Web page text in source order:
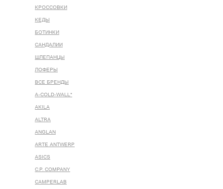
КРОССОВКИ
КЕДЫ
БОТИНКИ
САНДАЛИИ
ШЛЕПАНЦЫ
ЛОФЕРЫ
ВСЕ БРЕНДЫ
A-COLD-WALL*
AKILA
ALTRA
ANGLAN
ARTE ANTWERP
ASICS
C.P. COMPANY
CAMPERLAB